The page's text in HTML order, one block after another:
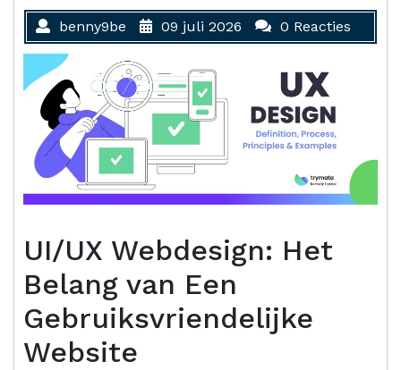
benny9be 09 juli 2026 0 Reacties
UI/UX Webdesign: Het
Belang van Een
Gebruiksvriendelijke
Website